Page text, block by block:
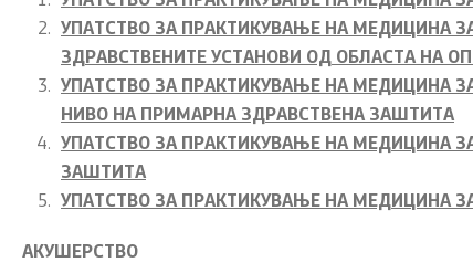
Огласи
Проекти
Превенција
Сектори
Обнова
УПАТСТВО ЗА ПРАКТИКУВАЊЕ НА МЕДИЦИНА
ЗДРАВСТВЕНИТЕ УСТАНОВИ ОД ОБЛАСТА НА
УПАТСТВО ЗА ПРАКТИКУВАЊЕ НА МЕДИЦИНА
НИВО НА ПРИМАРНА ЗДРАВСТВЕНА ЗАШТИТА
УПАТСТВО ЗА ПРАКТИКУВАЊЕ НА МЕДИЦИНА
ЗАШТИТА
УПАТСТВО ЗА ПРАКТИКУВАЊЕ НА МЕДИЦИНА
АКУШЕРСТВО